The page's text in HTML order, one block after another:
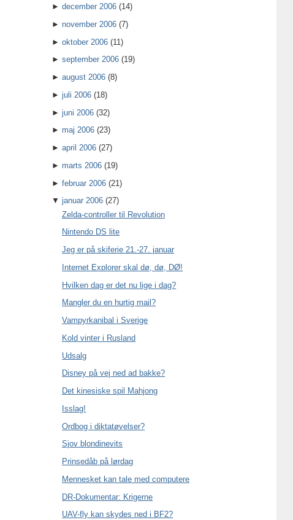
►december 2006 (14)
►november 2006 (7)
►oktober 2006 (11)
►september 2006 (19)
►august 2006 (8)
►juli 2006 (18)
►juni 2006 (32)
►maj 2006 (23)
►april 2006 (27)
►marts 2006 (19)
►februar 2006 (21)
▼januar 2006 (27)
Zelda-controller til Revolution
Nintendo DS lite
Jeg er på skiferie 21.-27. januar
Internet Explorer skal dø, dø, DØ!
Hvilken dag er det nu lige i dag?
Mangler du en hurtig mail?
Vampyrkanibal i Sverige
Kold vinter i Rusland
Udsalg
Disney på vej ned ad bakke?
Det kinesiske spil Mahjong
Isslag!
Ordbog i diktatøvelser?
Sjov blondinevits
Prinsedåb på lørdag
Mennesket kan tale med computere
DR-Dokumentar: Krigerne
UAV-fly kan skydes ned i BF2?